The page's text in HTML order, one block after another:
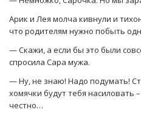
Арик и Лея молча кивнули и
что родителям нужно побыть
— Скажи, а если бы это были
спросила Сара мужа.
— Ну, не знаю! Надо подумать!
хомячки будут тебя насиловать
честно…